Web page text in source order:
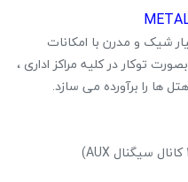
شیک و مدرن با امکانات
توکار در کلیه مراکز اداری ،
ها را برآورده می سازد.